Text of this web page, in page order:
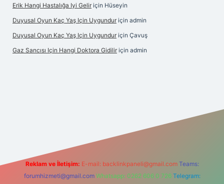
Erik Hangi Hastalığa Iyi Gelir için Hüseyin
Duyusal Oyun Kaç Yaş Için Uygundur için admin
Duyusal Oyun Kaç Yaş Için Uygundur için Çavuş
Gaz Sancısı Için Hangi Doktora Gidilir için admin
Reklam ve İletişim: E-mail: backlinkpaneli@gmail.com Teams:
forumhizmeti@gmail.com Whatsapp: 0262 606 0 726 Telegram: